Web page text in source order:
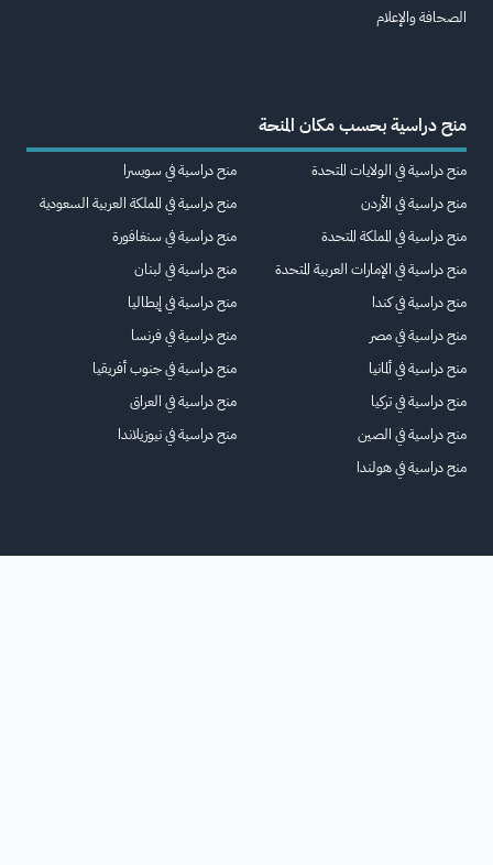
الصحافة والإعلام
منح دراسية بحسب مكان المنحة
منح دراسية في الولايات المتحدة
منح دراسية في الأردن
منح دراسية في المملكة المتحدة
منح دراسية في الإمارات العربية المتحدة
منح دراسية في كندا
منح دراسية في مصر
منح دراسية في ألمانيا
منح دراسية في تركيا
منح دراسية في الصين
منح دراسية في هولندا
منح دراسية في سويسرا
منح دراسية في المملكة العربية السعودية
منح دراسية في سنغافورة
منح دراسية في لبنان
منح دراسية في إيطاليا
منح دراسية في فرنسا
منح دراسية في جنوب أفريقيا
منح دراسية في العراق
منح دراسية في نيوزيلاندا